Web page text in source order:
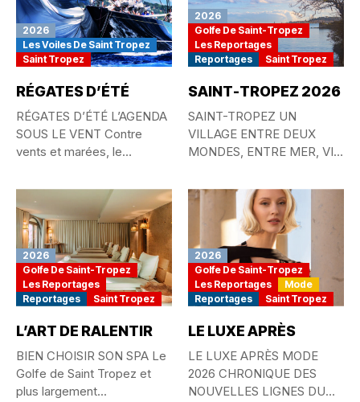
2026
Les Voiles De Saint Tropez
Saint Tropez
RÉGATES D’ÉTÉ
RÉGATES D’ÉTÉ L’AGENDA
SOUS LE VENT Contre
vents et marées, le
2026
Golfe De Saint-Tropez
Les Reportages
Reportages
Saint Tropez
SAINT-TROPEZ 2026
SAINT-TROPEZ UN
VILLAGE ENTRE DEUX
MONDES, ENTRE MER, VIE
MYTHE...
2026
Golfe De Saint-Tropez
Les Reportages
Reportages
Saint Tropez
L’ART DE RALENTIR
BIEN CHOISIR SON SPA Le
Golfe de Saint Tropez et
plus largement...
2026
Golfe De Saint-Tropez
Les Reportages
Mode
Reportages
Saint Tropez
LE LUXE APRÈS
LE LUXE APRÈS MODE
2026 CHRONIQUE DES
NOUVELLES LIGNES DU